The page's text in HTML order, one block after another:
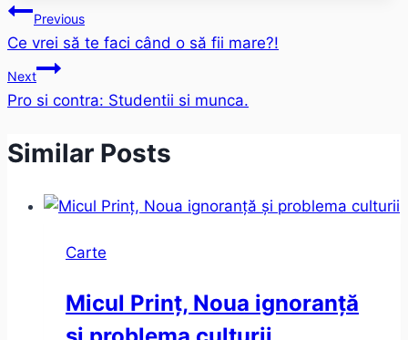
Post
navigation
Previous
Ce vrei să te faci când o să fii mare?!
Next
Pro si contra: Studentii si munca.
Similar Posts
Carte
Micul Prinț, Noua ignoranță